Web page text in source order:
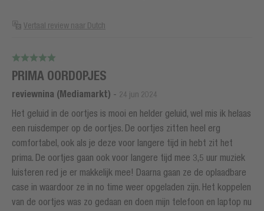
Vertaal review naar Dutch
PRIMA OORDOPJES
reviewnina (Mediamarkt) - 24 jun 2024
Het geluid in de oortjes is mooi en helder geluid, wel mis ik helaas
een ruisdemper op de oortjes. De oortjes zitten heel erg
comfortabel, ook als je deze voor langere tijd in hebt zit het
prima. De oortjes gaan ook voor langere tijd mee 3,5 uur muziek
luisteren red je er makkelijk mee! Daarna gaan ze de oplaadbare
case in waardoor ze in no time weer opgeladen zijn. Het koppelen
van de oortjes was zo gedaan en doen mijn telefoon en laptop nu